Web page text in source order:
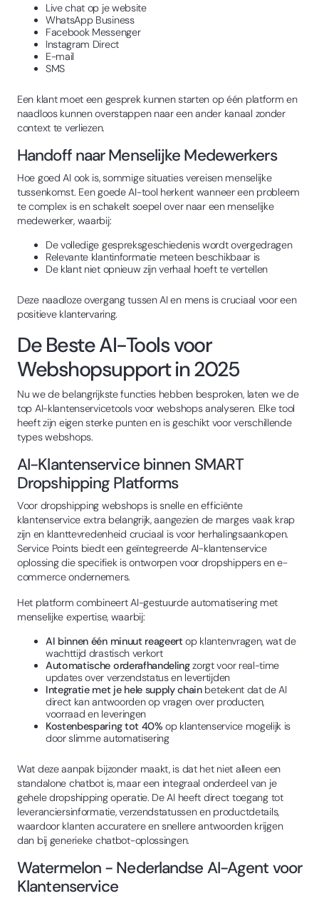
Live chat op je website
WhatsApp Business
Facebook Messenger
Instagram Direct
E-mail
SMS
Een klant moet een gesprek kunnen starten op één platform en
naadloos kunnen overstappen naar een ander kanaal zonder
context te verliezen.
Handoff naar Menselijke Medewerkers
Hoe goed AI ook is, sommige situaties vereisen menselijke
tussenkomst. Een goede AI-tool herkent wanneer een probleem
te complex is en schakelt soepel over naar een menselijke
medewerker, waarbij:
De volledige gespreksgeschiedenis wordt overgedragen
Relevante klantinformatie meteen beschikbaar is
De klant niet opnieuw zijn verhaal hoeft te vertellen
Deze naadloze overgang tussen AI en mens is cruciaal voor een
positieve klantervaring.
De Beste AI-Tools voor
Webshopsupport in 2025
Nu we de belangrijkste functies hebben besproken, laten we de
top AI-klantenservicetools voor webshops analyseren. Elke tool
heeft zijn eigen sterke punten en is geschikt voor verschillende
types webshops.
AI-Klantenservice binnen SMART
Dropshipping Platforms
Voor dropshipping webshops is snelle en efficiënte
klantenservice extra belangrijk, aangezien de marges vaak krap
zijn en klanttevredenheid cruciaal is voor herhalingsaankopen.
Service Points biedt een geïntegreerde AI-klantenservice
oplossing die specifiek is ontworpen voor dropshippers en e-
commerce ondernemers.
Het platform combineert AI-gestuurde automatisering met
menselijke expertise, waarbij:
AI binnen één minuut reageertop klantenvragen, wat de
wachttijd drastisch verkort
Automatische orderafhandelingzorgt voor real-time
updates over verzendstatus en levertijden
Integratie met je hele supply chainbetekent dat de AI
direct kan antwoorden op vragen over producten,
voorraad en leveringen
Kostenbesparing tot 40% op klantenservice mogelijk is
door slimme automatisering
Wat deze aanpak bijzonder maakt, is dat het niet alleen een
standalone chatbot is, maar een integraal onderdeel van je
gehele dropshipping operatie. De AI heeft direct toegang tot
leveranciersinformatie, verzendstatussen en productdetails,
waardoor klanten accuratere en snellere antwoorden krijgen
dan bij generieke chatbot-oplossingen.
Watermelon - Nederlandse AI-Agent voor
Klantenservice